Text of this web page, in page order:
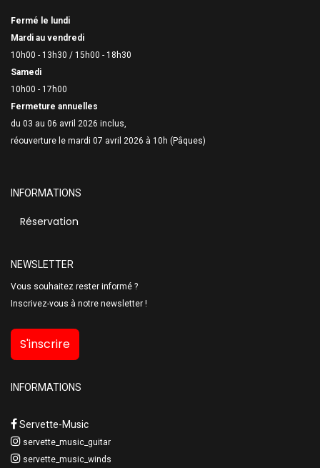
Fermé le lundi
Mardi au vendredi
10h00 - 13h30 / 15h00 - 18h30
Samedi
10h00 - 17h00
Fermeture annuelles
du 03 au 06 avril 2026 inclus,
réouverture le mardi 07 avril 2026 à 10h (Pâques)
INFORMATIONS
Réservation
NEWSLETTER
Vous souhaitez rester informé ?
Inscrivez-vous à notre newsletter !
S'inscrire
INFORMATIONS
Servette-Music
servette_music_guitar
servette_music_winds